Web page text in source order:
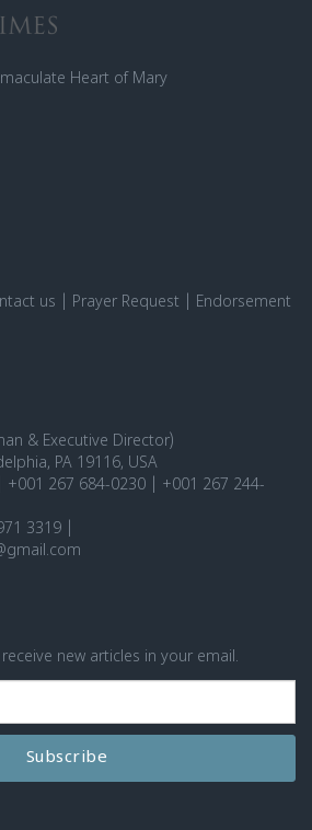
Heart of Mary
us Prayer Request
Endorsement
& Executive Director)
PA 19116, USA
+001 267 684-0230 | +001 267 244-
3319 |
new articles in your email.
Subscribe